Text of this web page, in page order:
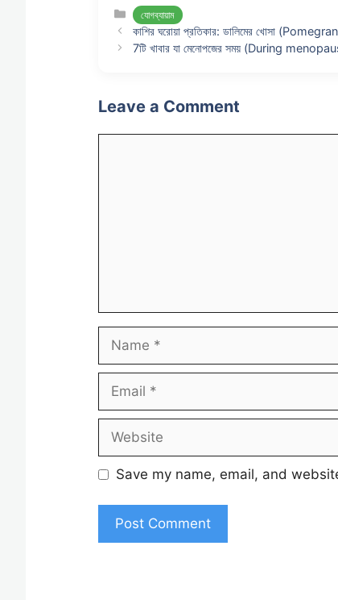
c
e
o
k
d
di
gr e e
Categories
যোগব্যায়াম
কাশির ঘরোয়া প্রতিকার: ডালিমের খোসা
7টি খাবার যা মেনোপজের সময় (During
Leave a Comment
Save my name, email, and